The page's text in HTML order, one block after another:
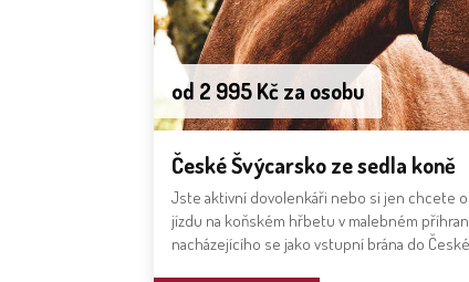
České Švýcarsko ze sedla koně
Jste aktivní dovolenkáři nebo si jen chcete
jízdu na koňském hřbetu v malebném
nacházejícího se jako vstupní brána do
od 2 995 Kč za osobu